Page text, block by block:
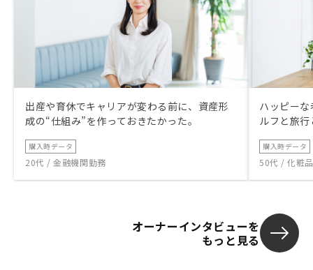
出産や育休でキャリアが変わる前に、資産形
成の“仕組み”を作っておきたかった。
購入時データ
20代 / 金融機関勤務
ハッピー
ルフと旅
購入時データ
50代 / 化粧
オーナーインタビューを
もっと見る